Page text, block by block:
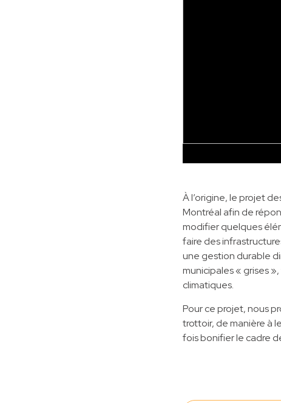
À l’origine, le projet
Montréal afin de
modifier quelques
faire des
une gestion durable
municipales « grises
climatiques.
Pour ce projet, nous
trottoir, de manière à
fois bonifier le cadre